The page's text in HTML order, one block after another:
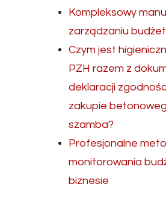
Kompleksowy
zarządzaniu
Czym jest
PZH razem z
deklaracji
zakupie
szamba?
Profesjonalne
monitorowania
biznesie